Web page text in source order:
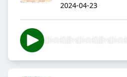
2024-04-23